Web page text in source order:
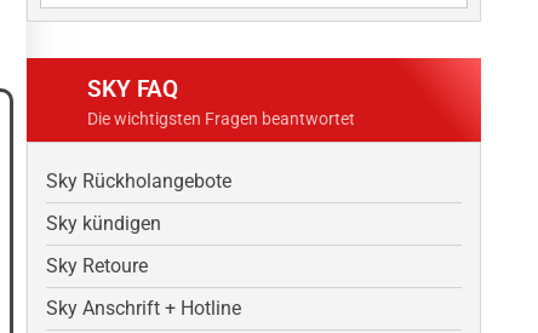
SKY FAQ
Die wichtigsten Fragen beantwortet
Sky Rückholangebote
Sky kündigen
Sky Retoure
Sky Anschrift + Hotline